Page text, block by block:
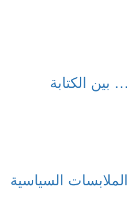
الكتابة
السياسية